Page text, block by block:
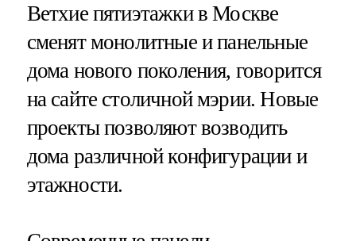
Ветхие пятиэтажки в Москве
сменят монолитные и панельные
дома нового поколения, говорится
на сайте столичной мэрии. Новые
проекты позволяют возводить
дома различной конфигурации и
этажности.